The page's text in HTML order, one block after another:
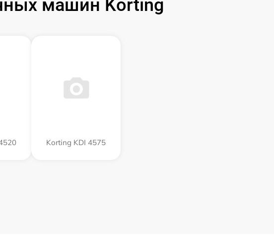
машин Korting
Korting KDI 4575